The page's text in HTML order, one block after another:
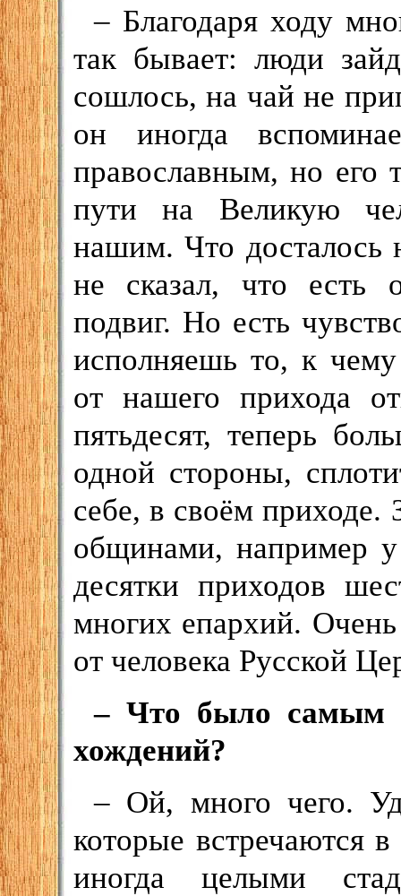
– Благодаря ходу
так бывает: люди
сошлось, на чай не
он иногда
православным, но его
пути на Великую
нашим. Что
не сказал, что есть
подвиг. Но есть
исполняешь то, к
от нашего прихода
пятьдесят, теперь
одной стороны,
себе, в своём приходе.
общинами, например у
десятки приходов
многих епархий.
от человека Русской
– Что было самым
хождений?
– Ой, много чего.
которые встречаются
иногда целыми